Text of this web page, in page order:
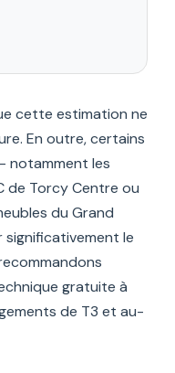
cette estimation ne
En outre, certains
notamment les
de Torcy Centre ou
du Grand
le
gratuite à
de T3 et au-